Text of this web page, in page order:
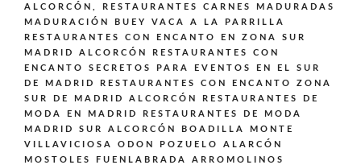
ALCORCÓN,
RESTAURANTES CARNES MADURADAS
MADURACIÓN BUEY VACA A LA PARRILLA
RESTAURANTES CON ENCANTO EN ZONA SUR
MADRID ALCORCÓN
RESTAURANTES CON
ENCANTO SECRETOS PARA EVENTOS EN EL SUR
DE MADRID
RESTAURANTES CON ENCANTO ZONA
SUR DE MADRID ALCORCÓN
RESTAURANTES DE
MODA EN MADRID
RESTAURANTES DE MODA
MADRID SUR ALCORCÓN BOADILLA MONTE
VILLAVICIOSA ODON POZUELO ALARCÓN
MOSTOLES FUENLABRADA ARROMOLINOS